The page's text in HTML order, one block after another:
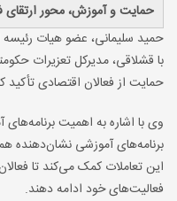
حمایت و آموزش، محور
حمید سلیمانی، عضو هیات رئیسه
با قشلاقی، مدیرکل تعزیرات
حمایت از فعالان اقتصادی تأکید
وی با اشاره به اهمیت
برنامه‌های آموزشی
این تعاملات کمک می‌کند تا
فعالیت‌های خود ادامه دهند.